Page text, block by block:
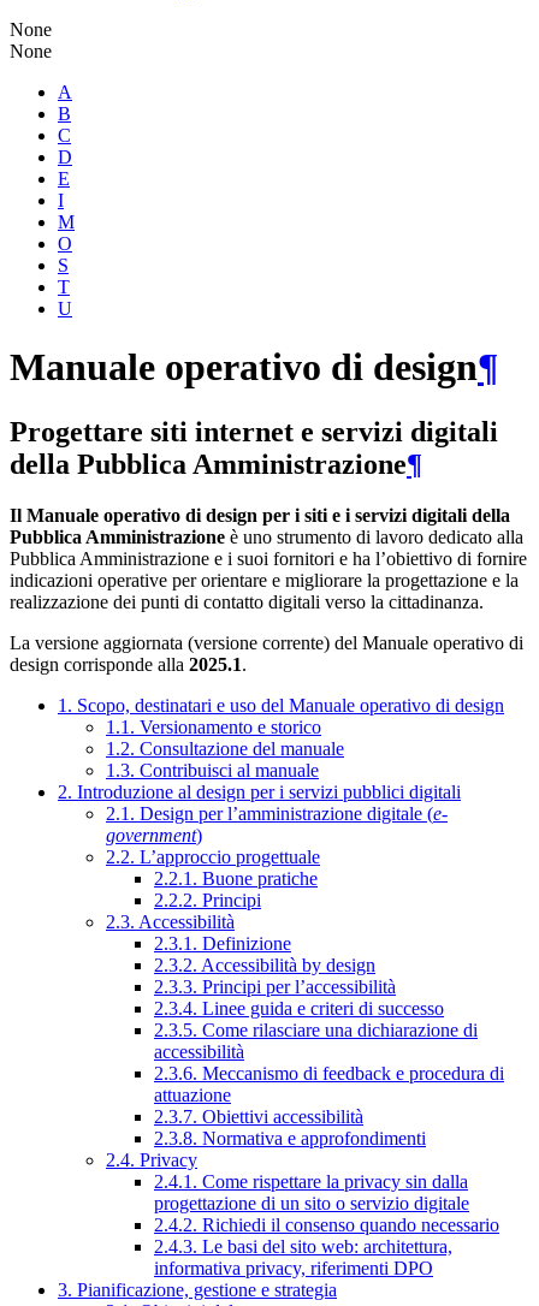
None
None
A
B
C
D
E
I
M
O
S
T
U
Manuale operativo di design¶
Progettare siti internet e servizi digitali
della Pubblica Amministrazione¶
Il Manuale operativo di design per i siti e i servizi digitali della
Pubblica Amministrazione è uno strumento di lavoro dedicato alla
Pubblica Amministrazione e i suoi fornitori e ha l’obiettivo di fornire
indicazioni operative per orientare e migliorare la progettazione e la
realizzazione dei punti di contatto digitali verso la cittadinanza.
La versione aggiornata (versione corrente) del Manuale operativo di
design corrisponde alla 2025.1.
1. Scopo, destinatari e uso del Manuale operativo di design
1.1. Versionamento e storico
1.2. Consultazione del manuale
1.3. Contribuisci al manuale
2. Introduzione al design per i servizi pubblici digitali
2.1. Design per l’amministrazione digitale (e-
government)
2.2. L’approccio progettuale
2.2.1. Buone pratiche
2.2.2. Principi
2.3. Accessibilità
2.3.1. Definizione
2.3.2. Accessibilità by design
2.3.3. Principi per l’accessibilità
2.3.4. Linee guida e criteri di successo
2.3.5. Come rilasciare una dichiarazione di
accessibilità
2.3.6. Meccanismo di feedback e procedura di
attuazione
2.3.7. Obiettivi accessibilità
2.3.8. Normativa e approfondimenti
2.4. Privacy
2.4.1. Come rispettare la privacy sin dalla
progettazione di un sito o servizio digitale
2.4.2. Richiedi il consenso quando necessario
2.4.3. Le basi del sito web: architettura,
informativa privacy, riferimenti DPO
3. Pianificazione, gestione e strategia